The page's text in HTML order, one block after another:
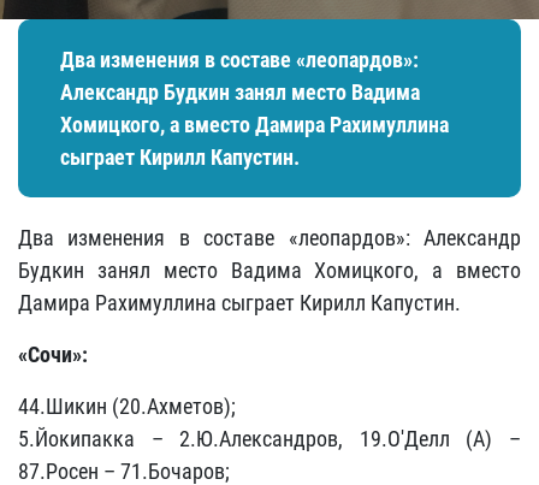
Два изменения в составе «леопардов»:
Александр Будкин занял место Вадима
Хомицкого, а вместо Дамира Рахимуллина
сыграет Кирилл Капустин.
Два изменения в составе «леопардов»: Александр
Будкин занял место Вадима Хомицкого, а вместо
Дамира Рахимуллина сыграет Кирилл Капустин.
«Сочи»:
44.Шикин (20.Ахметов);
5.Йокипакка – 2.Ю.Александров, 19.О'Делл (А) –
87.Росен – 71.Бочаров;